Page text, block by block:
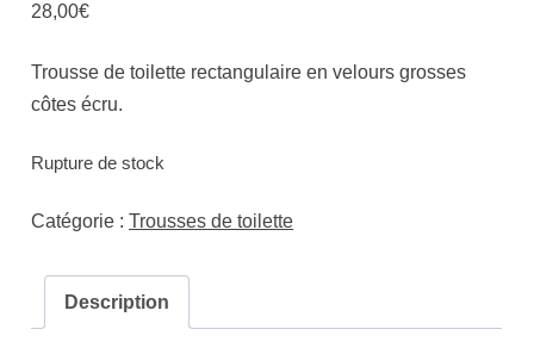
28,00€
Trousse de toilette rectangulaire en velours grosses
côtes écru.
Rupture de stock
Catégorie :Trousses de toilette
Description